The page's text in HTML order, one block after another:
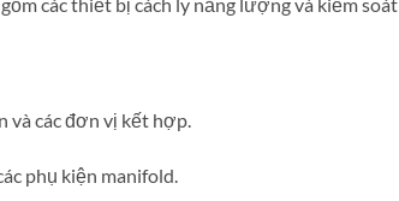
và các đơn vị kết hợp.
phụ kiện manifold.